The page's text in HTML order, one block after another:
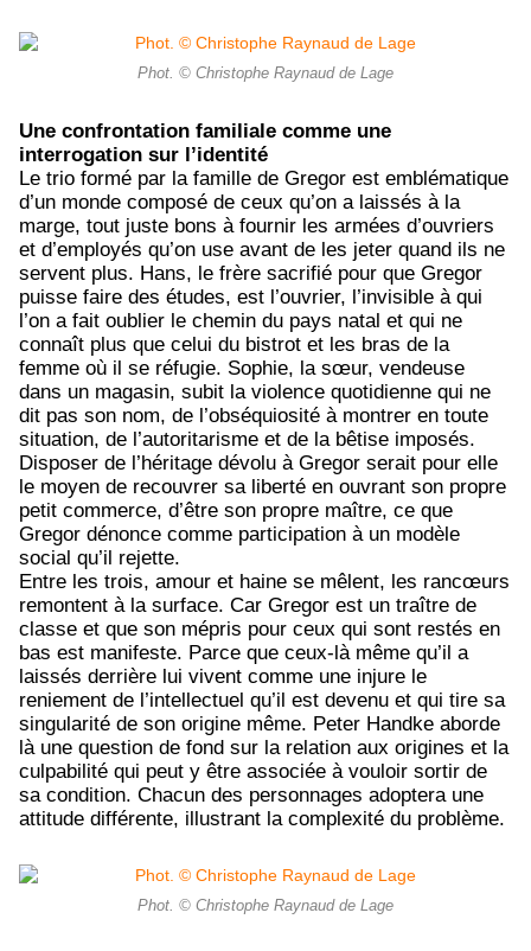
Phot. © Christophe Raynaud de Lage
Une confrontation familiale comme une
interrogation sur l’identité
Le trio formé par la famille de Gregor est emblématique
d’un monde composé de ceux qu’on a laissés à la
marge, tout juste bons à fournir les armées d’ouvriers
et d’employés qu’on use avant de les jeter quand ils ne
servent plus. Hans, le frère sacrifié pour que Gregor
puisse faire des études, est l’ouvrier, l’invisible à qui
l’on a fait oublier le chemin du pays natal et qui ne
connaît plus que celui du bistrot et les bras de la
femme où il se réfugie. Sophie, la sœur, vendeuse
dans un magasin, subit la violence quotidienne qui ne
dit pas son nom, de l’obséquiosité à montrer en toute
situation, de l’autoritarisme et de la bêtise imposés.
Disposer de l’héritage dévolu à Gregor serait pour elle
le moyen de recouvrer sa liberté en ouvrant son propre
petit commerce, d’être son propre maître, ce que
Gregor dénonce comme participation à un modèle
social qu’il rejette.
Entre les trois, amour et haine se mêlent, les rancœurs
remontent à la surface. Car Gregor est un traître de
classe et que son mépris pour ceux qui sont restés en
bas est manifeste. Parce que ceux-là même qu’il a
laissés derrière lui vivent comme une injure le
reniement de l’intellectuel qu’il est devenu et qui tire sa
singularité de son origine même. Peter Handke aborde
là une question de fond sur la relation aux origines et la
culpabilité qui peut y être associée à vouloir sortir de
sa condition. Chacun des personnages adoptera une
attitude différente, illustrant la complexité du problème.
Phot. © Christophe Raynaud de Lage